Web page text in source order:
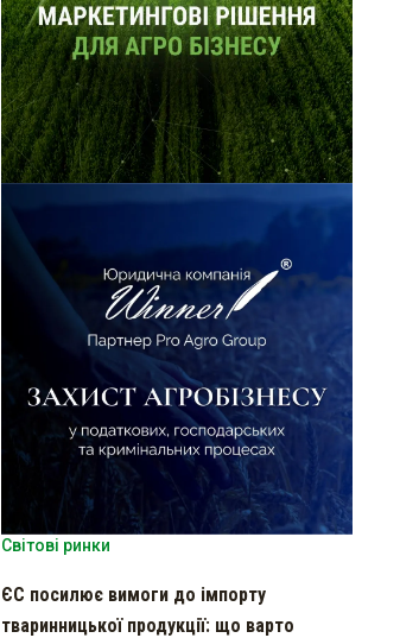
Світові ринки
ЄС посилює вимоги до імпорту
тваринницької продукції: що варто